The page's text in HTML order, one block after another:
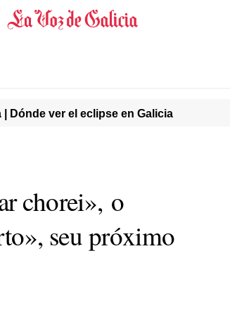
| Dónde ver el eclipse en Galicia
chorei», o
seu próximo